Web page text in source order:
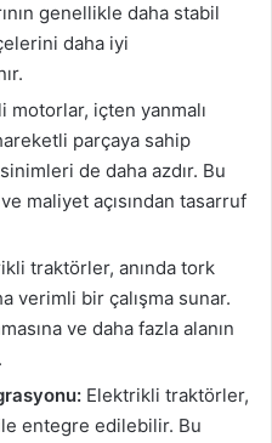
genellikle daha stabil
daha iyi
motorlar, içten yanmalı
parçaya sahip
de daha azdır. Bu
maliyet açısından tasarruf
traktörler, anında tork
verimli bir çalışma sunar.
ve daha fazla alanın
Elektrikli traktörler,
ile entegre edilebilir. Bu